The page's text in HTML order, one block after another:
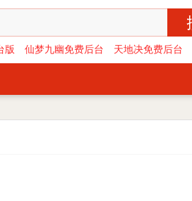
版 仙梦九幽免费后台 天地决免费后台